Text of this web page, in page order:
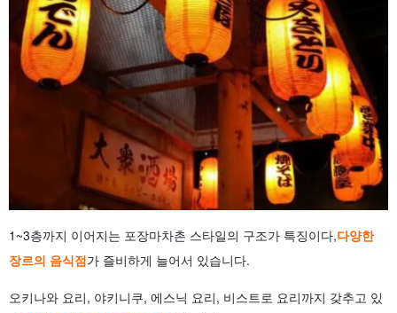
1~3층까지 이어지는 포장마차촌 스타일의 구조가 특징이다,다양한
장르의 음식점가 즐비하게 늘어서 있습니다.
오키나와 요리, 야키니쿠, 에스닉 요리, 비스트로 요리까지 갖추고 있